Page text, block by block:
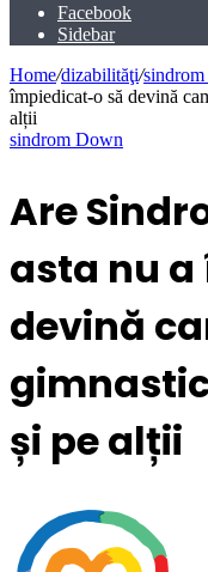
Facebook
Sidebar
Home/dizabilităţi/
împiedicat-o să devină
alții
sindrom Down
Are
asta nu
devină
și pe alții